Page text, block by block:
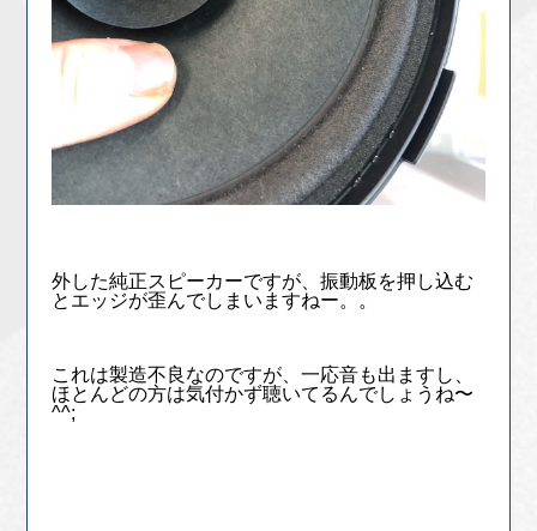
外した純正スピーカーですが、振動板を押し込む
とエッジが歪んでしまいますねー。。
これは製造不良なのですが、一応音も出ますし、
ほとんどの方は気付かず聴いてるんでしょうね〜
^^;